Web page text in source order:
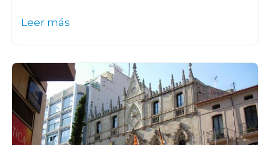
Leer más